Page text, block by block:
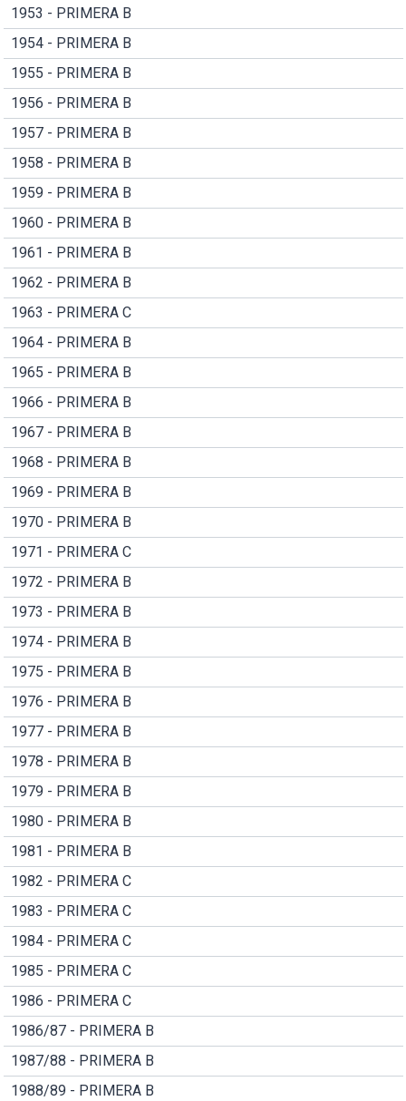
1953 - PRIMERA B
1954 - PRIMERA B
1955 - PRIMERA B
1956 - PRIMERA B
1957 - PRIMERA B
1958 - PRIMERA B
1959 - PRIMERA B
1960 - PRIMERA B
1961 - PRIMERA B
1962 - PRIMERA B
1963 - PRIMERA C
1964 - PRIMERA B
1965 - PRIMERA B
1966 - PRIMERA B
1967 - PRIMERA B
1968 - PRIMERA B
1969 - PRIMERA B
1970 - PRIMERA B
1971 - PRIMERA C
1972 - PRIMERA B
1973 - PRIMERA B
1974 - PRIMERA B
1975 - PRIMERA B
1976 - PRIMERA B
1977 - PRIMERA B
1978 - PRIMERA B
1979 - PRIMERA B
1980 - PRIMERA B
1981 - PRIMERA B
1982 - PRIMERA C
1983 - PRIMERA C
1984 - PRIMERA C
1985 - PRIMERA C
1986 - PRIMERA C
1986/87 - PRIMERA B
1987/88 - PRIMERA B
1988/89 - PRIMERA B